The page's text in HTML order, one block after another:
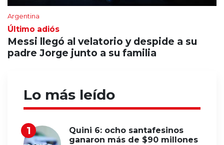
Argentina
Último adiós
Messi llegó al velatorio y despide a su
padre Jorge junto a su familia
Lo más leído
Quini 6: ocho santafesinos
ganaron más de $90 millones